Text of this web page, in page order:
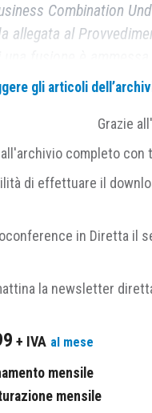
Combination
allegata al
contabile
3 linee guida per la
gestione e
Framework (“TCF”).
elaborate dal tavolo
gli articoli
Grazie
completo
di effettuare il
in Diretta il
la newsletter
+ IVA al mese
mensile
mensile